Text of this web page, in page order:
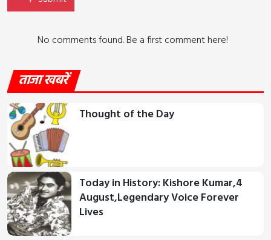
No comments found. Be a first comment here!
ताजा खबरें
Thought of the Day
Today in History: Kishore Kumar,4
August,Legendary Voice Forever
Lives